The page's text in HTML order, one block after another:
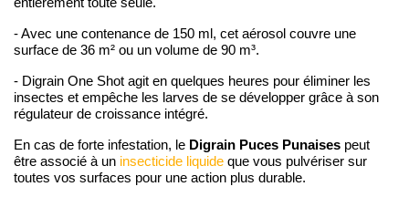
- Avec une contenance de 150 ml, cet aérosol couvre une
surface de 36 m² ou un volume de 90 m³.
- Digrain One Shot agit en quelques heures pour éliminer les
insectes et empêche les larves de se développer grâce à son
régulateur de croissance intégré.
En cas de forte infestation, le Digrain Puces Punaises peut
être associé à un insecticide liquide que vous pulvériser sur
toutes vos surfaces pour une action plus durable.